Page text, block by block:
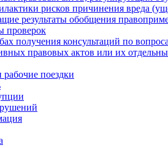
рисков причинения вреда
результаты обобщения
проверок
получения консультаций по
правовых актов или их
поездки